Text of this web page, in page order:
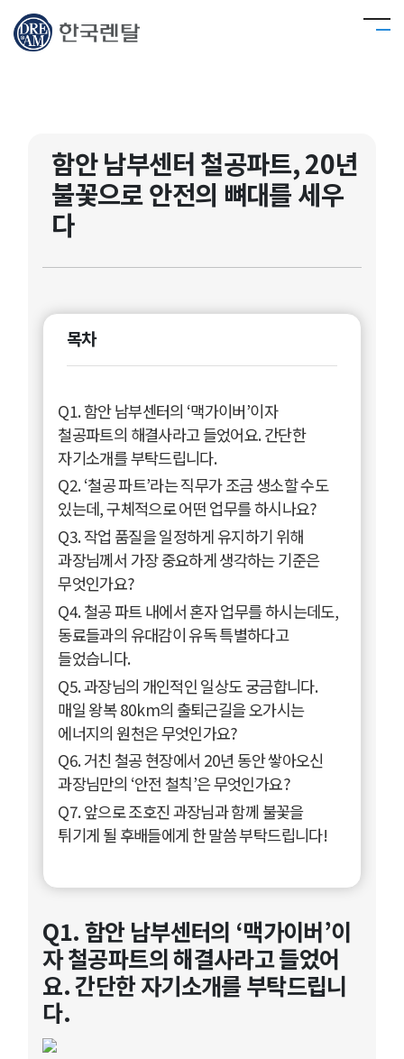
함안 남부센터 철공파트, 20년
불꽃으로 안전의 뼈대를 세우
다
목차
Q1. 함안 남부센터의 ‘맥가이버’이자
철공파트의 해결사라고 들었어요. 간단한
자기소개를 부탁드립니다.
Q2. ‘철공 파트’라는 직무가 조금 생소할 수도
있는데, 구체적으로 어떤 업무를 하시나요?
Q3. 작업 품질을 일정하게 유지하기 위해
과장님께서 가장 중요하게 생각하는 기준은
무엇인가요?
Q4. 철공 파트 내에서 혼자 업무를 하시는데도,
동료들과의 유대감이 유독 특별하다고
들었습니다.
Q5. 과장님의 개인적인 일상도 궁금합니다.
매일 왕복 80km의 출퇴근길을 오가시는
에너지의 원천은 무엇인가요?
Q6. 거친 철공 현장에서 20년 동안 쌓아오신
과장님만의 ‘안전 철칙’은 무엇인가요?
Q7. 앞으로 조호진 과장님과 함께 불꽃을
튀기게 될 후배들에게 한 말씀 부탁드립니다!
Q1. 함안 남부센터의 ‘맥가이버’이
자 철공파트의 해결사라고 들었어
요. 간단한 자기소개를 부탁드립니
다.